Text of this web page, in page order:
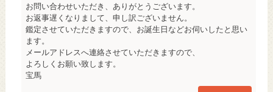
お問い合わせいただき、ありがとうございます。
お返事遅くなりまして、申し訳ございません。
鑑定させていただきますので、お誕生日などお伺いしたと思い
ます。
メールアドレスへ連絡させていただきますので、
よろしくお願い致します。
宝馬